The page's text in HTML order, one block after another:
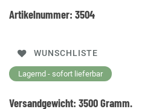
Artikelnummer: 3504
WUNSCHLISTE
Lagernd - sofort lieferbar
Versandgewicht: 3500Gramm.